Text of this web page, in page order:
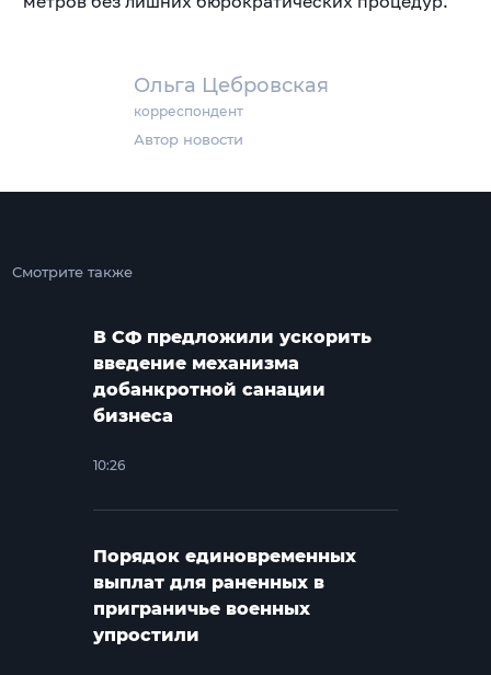
Ольга Цебровская
корреспондент
Автор новости
Смотрите также
В СФ предложили ускорить
введение механизма
добанкротной санации
бизнеса
10:26
Порядок единовременных
выплат для раненных в
приграничье военных
упростили